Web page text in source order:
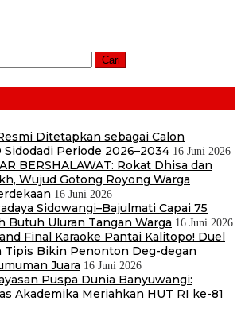
Ditetapkan sebagai Calon
Periode 2026–2034 16 Juni 2026
BERSHALAWAT: Rokat Dhisa dan
Wujud Gotong Royong Warga
16 Juni 2026
Sidowangi–Bajulmati Capai 75
Butuh Uluran Tangan Warga 16 Juni 2026
Final Karaoke Pantai Kalitopo! Duel
Tipis Bikin Penonton Deg-degan
Juara 16 Juni 2026
Puspa Dunia Banyuwangi:
Akademika Meriahkan HUT RI ke-81